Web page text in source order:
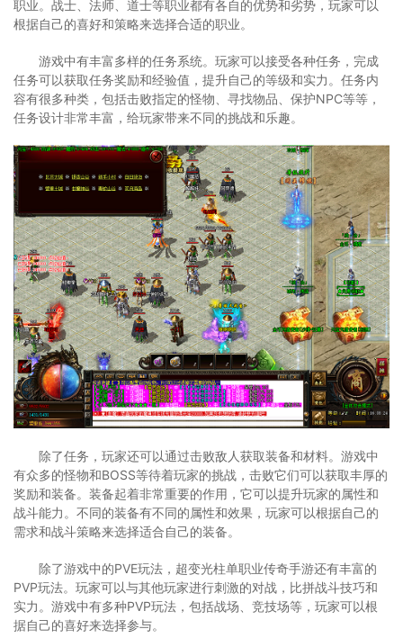
职业。战士、法师、道士等职业都有各自的优势和劣势，玩家可以
根据自己的喜好和策略来选择合适的职业。
游戏中有丰富多样的任务系统。玩家可以接受各种任务，完成
任务可以获取任务奖励和经验值，提升自己的等级和实力。任务内
容有很多种类，包括击败指定的怪物、寻找物品、保护NPC等等，
任务设计非常丰富，给玩家带来不同的挑战和乐趣。
除了任务，玩家还可以通过击败敌人获取装备和材料。游戏中
有众多的怪物和BOSS等待着玩家的挑战，击败它们可以获取丰厚的
奖励和装备。装备起着非常重要的作用，它可以提升玩家的属性和
战斗能力。不同的装备有不同的属性和效果，玩家可以根据自己的
需求和战斗策略来选择适合自己的装备。
除了游戏中的PVE玩法，超变光柱单职业传奇手游还有丰富的
PVP玩法。玩家可以与其他玩家进行刺激的对战，比拼战斗技巧和
实力。游戏中有多种PVP玩法，包括战场、竞技场等，玩家可以根
据自己的喜好来选择参与。